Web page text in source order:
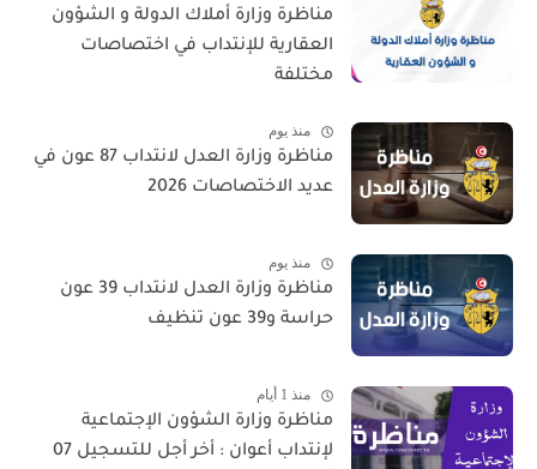
مناظرة وزارة أملاك الدولة و الشؤون
العقارية للإنتداب في اختصاصات
مختلفة
منذ يوم
مناظرة وزارة العدل لانتداب 87 عون في
عديد الاختصاصات 2026
منذ يوم
مناظرة وزارة العدل لانتداب 39 عون
حراسة و39 عون تنظيف
منذ 1 أيام
مناظرة وزارة الشؤون الإجتماعية
لإنتداب أعوان : أخر أجل للتسجيل 07